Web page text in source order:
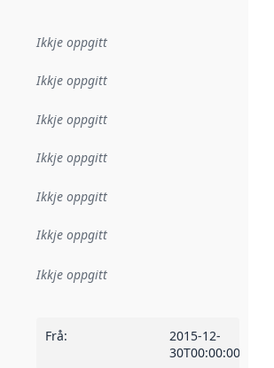
Ikkje oppgitt
Ikkje oppgitt
Ikkje oppgitt
Ikkje oppgitt
Ikkje oppgitt
Ikkje oppgitt
Ikkje oppgitt
Frå:
2015-12-
30T00:00:00Z